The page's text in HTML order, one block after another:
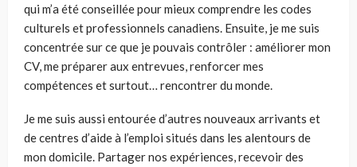
qui m’a été conseillée pour mieux comprendre les codes
culturels et professionnels canadiens. Ensuite, je me suis
concentrée sur ce que je pouvais contrôler : améliorer mon
CV, me préparer aux entrevues, renforcer mes
compétences et surtout… rencontrer du monde.
Je me suis aussi entourée d’autres nouveaux arrivants et
de centres d’aide à l’emploi situés dans les alentours de
mon domicile. Partager nos expériences, recevoir des